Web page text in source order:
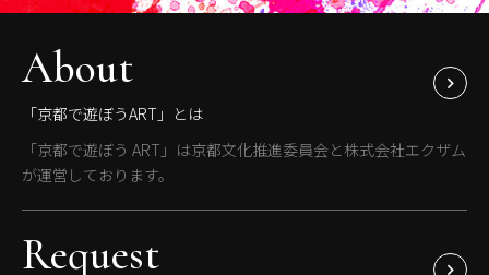
About
「京都で遊ぼうART」とは
「京都で遊ぼう ART」は京都文化推進委員会と株式会社エクザム
が運営しております。
Request